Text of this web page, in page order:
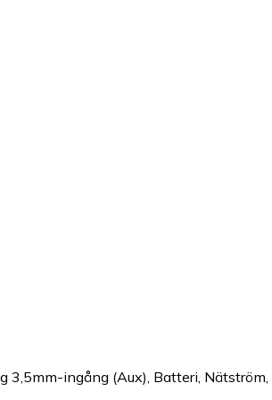
3,5mm-ingång (Aux), Batteri,